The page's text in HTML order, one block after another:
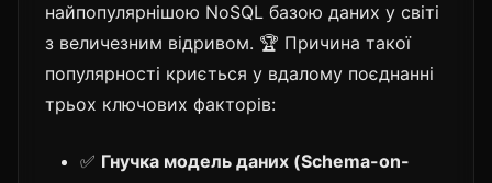
найпопулярнішою NoSQL базою даних у світі
з величезним відривом. 🏆 Причина такої
популярності криється у вдалому поєднанні
трьох ключових факторів:
✅ Гнучка модель даних (Schema-on-